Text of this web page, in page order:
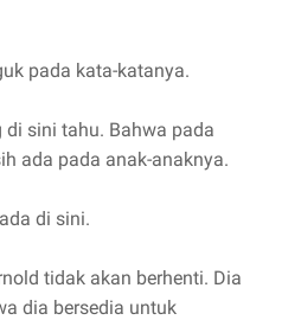
pada kata-katanya.
di sini tahu. Bahwa pada
ada pada anak-anaknya.
di sini.
tidak akan berhenti. Dia
dia bersedia untuk